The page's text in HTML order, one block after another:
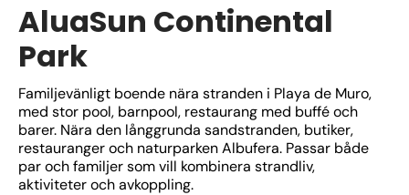
AluaSun Continental
Park
Familjevänligt boende nära stranden i Playa de Muro,
med stor pool, barnpool, restaurang med buffé och
barer. Nära den långgrunda sandstranden, butiker,
restauranger och naturparken Albufera. Passar både
par och familjer som vill kombinera strandliv,
aktiviteter och avkoppling.